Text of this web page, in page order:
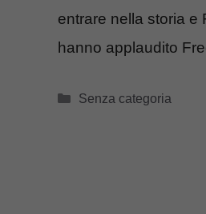
entrare nella storia e
hanno applaudito
Categorie
Senza categoria